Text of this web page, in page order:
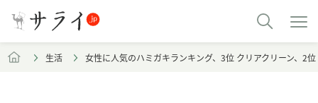
生活 女性に人気のハミガキランキング、3位 クリアクリーン、2